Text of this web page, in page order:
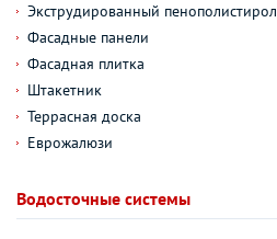
Экструдированный пенополистирол
Фасадные панели
Фасадная плитка
Штакетник
Террасная доска
Еврожалюзи
Водосточные системы